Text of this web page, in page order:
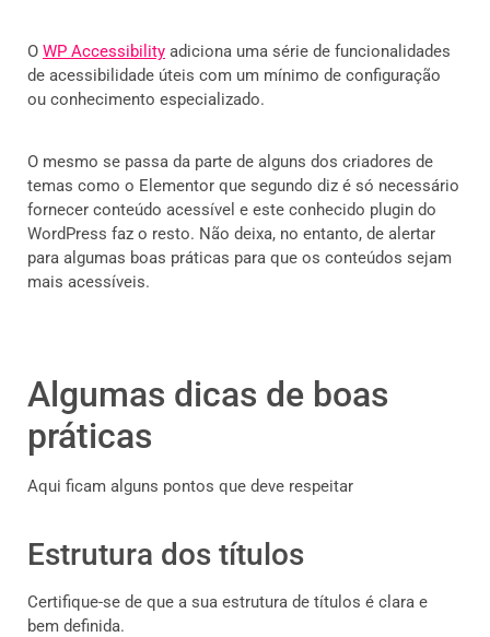
O WP Accessibility adiciona uma série de funcionalidades
de acessibilidade úteis com um mínimo de configuração
ou conhecimento especializado.
O mesmo se passa da parte de alguns dos criadores de
temas como o Elementor que segundo diz é só necessário
fornecer conteúdo acessível e este conhecido plugin do
WordPress faz o resto. Não deixa, no entanto, de alertar
para algumas boas práticas para que os conteúdos sejam
mais acessíveis.
Algumas dicas de boas
práticas
Aqui ficam alguns pontos que deve respeitar
Estrutura dos títulos
Certifique-se de que a sua estrutura de títulos é clara e
bem definida.